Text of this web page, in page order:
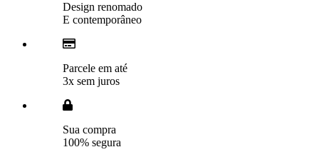
Design renomado
E contemporâneo
Parcele em até
3x sem juros
Sua compra
100% segura